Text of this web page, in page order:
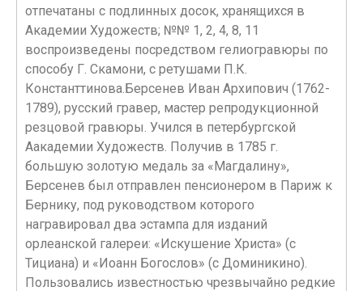
отпечатаны с подлинных досок, хранящихся в
Академии Художеств; №№ 1, 2, 4, 8, 11
воспроизведены посредством гелиогравюры по
способу Г. Скамони, с ретушами П.К.
Константтинова.Берсенев Иван Архипович (1762-
1789), русский гравер, мастер репродукционной
резцовой гравюры. Учился в петербургской
Аакадемии Художеств. Получив в 1785 г.
большую золотую медаль за «Магдалину»,
Берсенев был отправлен пенсионером в Париж к
Бернику, под руководством которого
награвировал два эстампа для изданий
орлеанской галереи: «Искушение Христа» (с
Тициана) и «Иоанн Богослов» (с Доминикино).
Пользовались известностью чрезвычайно редкие